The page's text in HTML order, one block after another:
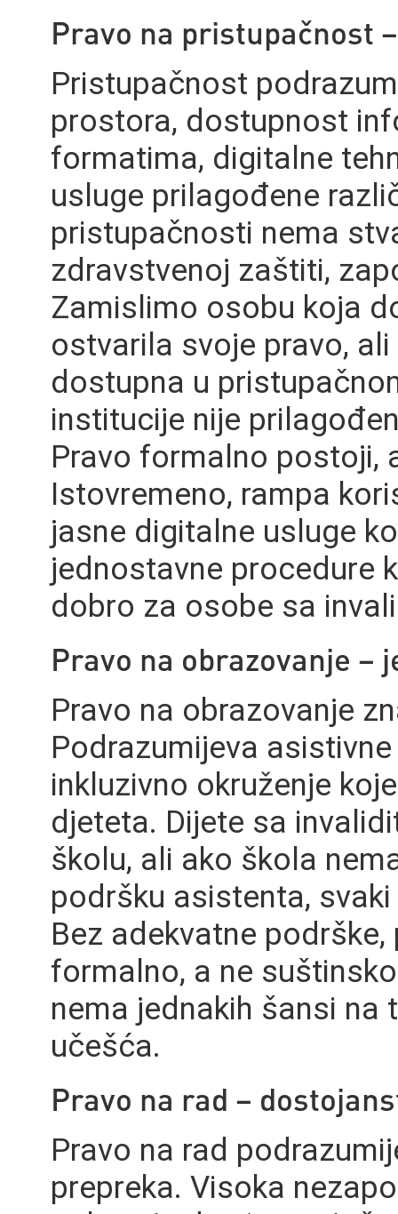
Pravo na pristupačnost
Pristupačnost
prostora, dostupnost
formatima, digitalne
usluge prilagođene
pristupačnosti nema
zdravstvenoj zaštiti,
Zamislimo osobu koja
ostvarila svoje pravo,
dostupna u
institucije nije
Pravo formalno postoji,
Istovremeno, rampa
jasne digitalne usluge
jednostavne procedure
dobro za osobe sa
Pravo na obrazovanje –
Pravo na obrazovanje
Podrazumijeva
inkluzivno okruženje
djeteta. Dijete sa
školu, ali ako škola
podršku asistenta,
Bez adekvatne
formalno, a ne
nema jednakih šansi
učešća.
Pravo na rad –
Pravo na rad
prepreka. Visoka